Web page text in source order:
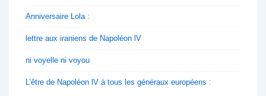
Anniversaire Lola :
lettre aux iraniens de Napoléon lV
ni voyelle ni voyou
L’être de Napoléon lV à tous les généraux européens :